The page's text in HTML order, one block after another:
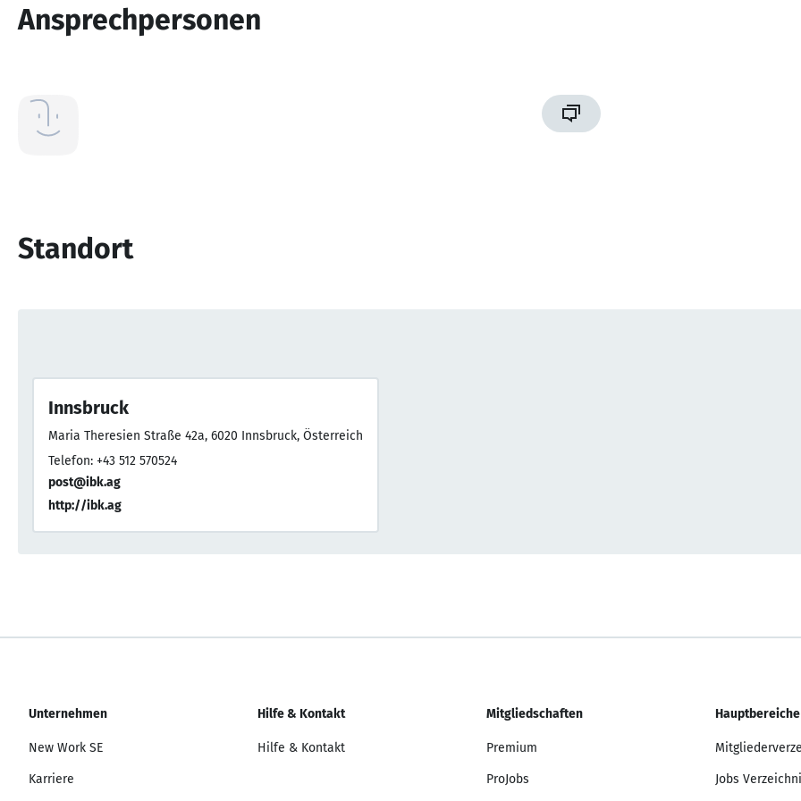
Ansprechpersonen
Standort
Innsbruck
Maria Theresien Straße 42a, 6020 Innsbruck, Österreich
Telefon: +43 512 570524
post@ibk.ag
http://ibk.ag
Unternehmen
New Work SE
Karriere
Hilfe & Kontakt
Hilfe & Kontakt
Mitgliedschaften
Premium
ProJobs
Hauptbereiche
Jobs